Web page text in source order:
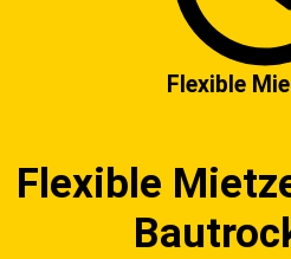
Flexible
Flexible